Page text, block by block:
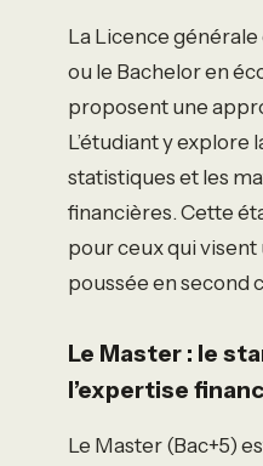
La Licence
ou le Bachelor en
proposent une
L’étudiant y explore
statistiques et les
financières. Cette
pour ceux qui
poussée en second
Le Master : le
l’expertise
Le Master (Bac+5)